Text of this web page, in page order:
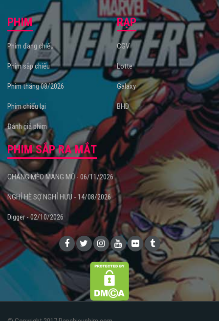
PHIM
Phim đang chiếu
Phim sắp chiếu
Phim tháng 08/2026
Phim chiếu lại
Đánh giá phim
RẠP
CGV
Lotte
Galaxy
BHD
PHIM SẮP RA MẮT
CHÀNG MÈO MANG MŨ - 06/11/2026
NGHỈ HÈ SỢ NGHỈ HƯU - 14/08/2026
Digger - 02/10/2026